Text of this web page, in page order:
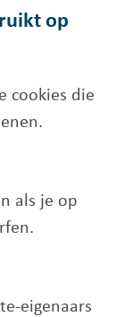
op
cookies die
als je op
eigenaars